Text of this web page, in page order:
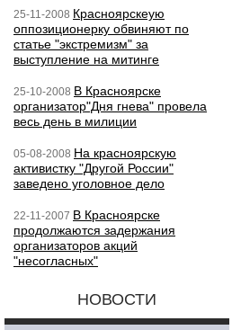
25-11-2008 Красноярскeую
оппозиционерку обвиняют по
статье "экстремизм" за
выступление на митинге
25-10-2008 В Красноярске
организатор"Дня гнева" провела
весь день в милиции
05-08-2008 На красноярскую
активистку "Другой России"
заведено уголовное дело
22-11-2007 В Красноярске
продолжаются задержания
организаторов акций
"несогласных"
НОВОСТИ